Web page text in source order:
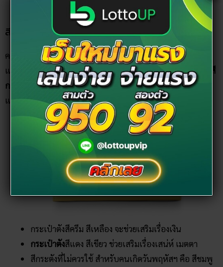
ธนบัตรขวัญกระเป๋า : แบงค์ 20 ที่มีเลขลงท้าย 46
สีกระเป๋าตัง ของคนเกิดวันพฤหัสบดี
คนที่เกิดวันพฤหัสบดีลักษณะจะเป็นคนที่มีสติปัญญาเฉียบ
แหลม มีเหตุมีผล เป็นผู้รอบรู้ มักมองโลกในแง่ดี รักสงบ ดังนั้น
สี
กระเป๋าตังที่ช่วยเสริมดวง จะมีดังนี้ สีขาว สีครีม สีเหลือง สีส้ม สี
แดง สีเขียว โดยมีความหมายและสื่อถึงเรื่องต่างๆ ดังนี้
กระเป๋าตังสีครีม สีเหลือง จะช่วยเสริมเรื่องเงิน
กระเป๋าตังสีแดง สีเขียว ช่วยเสริมเรื่องเสน่ห์ เมตตา
สีกระตังที่ไม่ควรใช้ สำหรับคนเกิดวันพฤหัสฯ คือ สีชมพู